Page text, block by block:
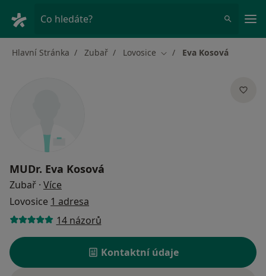
Co hledáte?
Hlavní Stránka Zubař Lovosice Změna města
Eva Kosová
MUDr. Eva Kosová
Zubař · Více
Lovosice 1 adresa
14 názorů
Kontaktní údaje